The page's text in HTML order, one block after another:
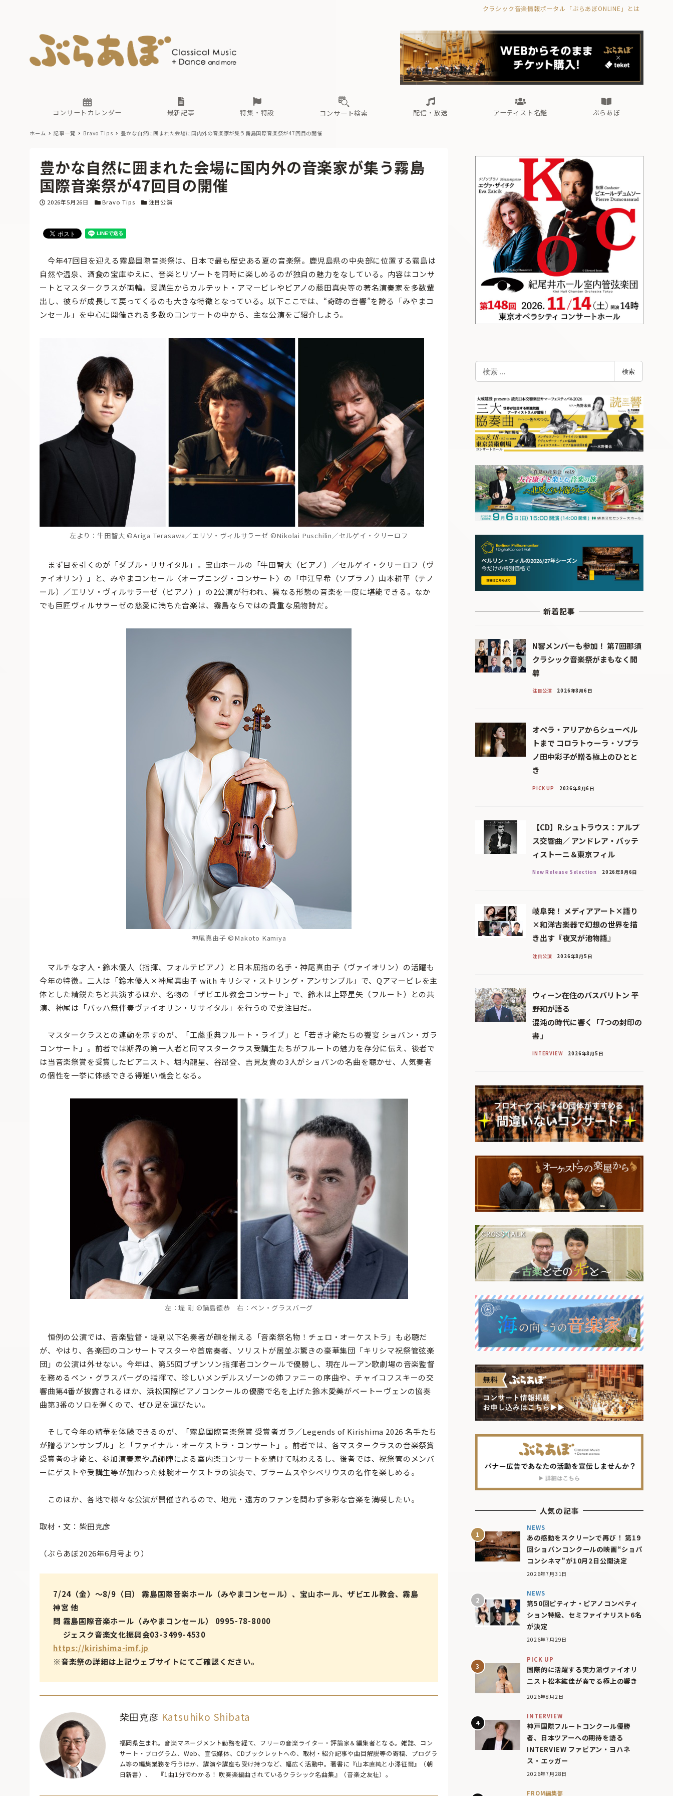
クラシック音楽情報ポータル「ぶらあぼONLINE」とは
コンサートカレンダー 最新記事
古楽とその先と オーケストラの楽屋から 海の向こうの音楽家 Aからの眺望 ぶらあぼブラス！
フォルテピアノ・オデッセイ
過去の連載
特集・特設
現場のプロが推す！間違いないオーケストラコンサート
過去の特集
コンサート検索 配信・放送
無料ライブ配信スケジュール 有料ライブ配信スケジュール
アーティスト名鑑
あ か さ た な は ま や ら わ
ぶらあぼ
古楽とその先と 海の向こうの音楽家 Aからの眺望 ぶらあぼブラス！
フォルテピアノ・オデッセイ
過去の特集
無料ライブ配信スケジュール
あ か さ
ホーム 記事一覧 Bravo Tips 豊かな自然に囲まれた会場に国内外の音楽家が集う霧島国際音楽祭が47回目の開催
豊かな自然に囲まれた会場に国内外の音楽家が集う霧島
国際音楽祭が47回目の開催
投稿日
2026年5月26日 カテゴリー
Bravo Tips カテゴリー
注目公演
今年47回目を迎える霧島国際音楽祭は、日本で最も歴史ある夏の音楽祭。鹿児島県の中央部に位置する霧島は
自然や温泉、酒食の宝庫ゆえに、音楽とリゾートを同時に楽しめるのが独自の魅力をなしている。内容はコンサ
ートとマスタークラスが両輪。受講生からカルテット・アマービレやピアノの藤田真央等の著名演奏家を多数輩
出し、彼らが成長して戻ってくるのも大きな特徴となっている。以下ここでは、“奇跡の音響”を誇る「みやまコ
ンセール」を中心に開催される多数のコンサートの中から、主な公演をご紹介しよう。
左より：牛田智大 ©Ariga Terasawa／エリソ・ヴィルサラーゼ ©Nikolai Puschilin／セルゲイ・クリーロフ
まず目を引くのが「ダブル・リサイタル」。宝山ホールの「牛田智大（ピアノ）／セルゲイ・クリーロフ（ヴ
ァイオリン）」と、みやまコンセール〈オープニング・コンサート〉の「中江早希（ソプラノ）山本耕平（テノ
ール）／エリソ・ヴィルサラーゼ（ピアノ）」の2公演が行われ、異なる形態の音楽を一度に堪能できる。なか
でも巨匠ヴィルサラーゼの慈愛に満ちた音楽は、霧島ならではの貴重な風物詩だ。
神尾真由子 ©Makoto Kamiya
マルチな才人・鈴木優人（指揮、フォルテピアノ）と日本屈指の名手・神尾真由子（ヴァイオリン）の活躍も
今年の特徴。二人は「鈴木優人×神尾真由子 with キリシマ・ストリング・アンサンブル」で、Qアマービレを主
体とした精鋭たちと共演するほか、名物の「ザビエル教会コンサート」で、鈴木は上野星矢（フルート）との共
演、神尾は「バッハ無伴奏ヴァイオリン・リサイタル」を行うので要注目だ。
マスタークラスとの連動を示すのが、「工藤重典フルート・ライブ」と「若き才能たちの饗宴 ショパン・ガラ
コンサート」。前者では斯界の第一人者と同マスタークラス受講生たちがフルートの魅力を存分に伝え、後者で
は当音楽祭賞を受賞したピアニスト、堀内龍星、谷昂登、吉見友貴の3人がショパンの名曲を聴かせ、人気奏者
の個性を一挙に体感できる得難い機会となる。
左：堤 剛 ©鍋島徳恭 右：ベン・グラスバーグ
恒例の公演では、音楽監督・堤剛以下名奏者が顔を揃える「音楽祭名物！チェロ・オーケストラ」も必聴だ
が、やはり、各楽団のコンサートマスターや首席奏者、ソリストが居並ぶ驚きの豪華集団「キリシマ祝祭管弦楽
団」の公演は外せない。今年は、第55回ブザンソン指揮者コンクールで優勝し、現在ルーアン歌劇場の音楽監督
を務めるベン・グラスバーグの指揮で、珍しいメンデルスゾーンの姉ファニーの序曲や、チャイコフスキーの交
響曲第4番が披露されるほか、浜松国際ピアノコンクールの優勝で名を上げた鈴木愛美がベートーヴェンの協奏
曲第3番のソロを弾くので、ぜひ足を運びたい。
そして今年の精華を体験できるのが、「霧島国際音楽祭賞 受賞者ガラ／Legends of Kirishima 2026 名手たち
が贈るアンサンブル」と「ファイナル・オーケストラ・コンサート」。前者では、各マスタークラスの音楽祭賞
受賞者の才能と、参加演奏家や講師陣による室内楽コンサートを続けて味わえるし、後者では、祝祭管のメンバ
ーにゲストや受講生等が加わった辣腕オーケストラの演奏で、ブラームスやシベリウスの名作を楽しめる。
このほか、各地で様々な公演が開催されるので、地元・遠方のファンを問わず多彩な音楽を満喫したい。
取材・文：柴田克彦
（ぶらあぼ2026年6月号より）
7/24（金）～8/9（日） 霧島国際音楽ホール（みやまコンセール）、宝山ホール、ザビエル教会、霧島
神宮 他
問 霧島国際音楽ホール（みやまコンセール） 0995-78-8000
ジェスク音楽文化振興会03-3499-4530
https://kirishima-imf.jp
※音楽祭の詳細は上記ウェブサイトにてご確認ください。
柴田克彦 Katsuhiko Shibata
福岡県生まれ。音楽マネージメント勤務を経て、フリーの音楽ライター・評論家＆編集者となる。雑誌、コン
サート・プログラム、Web、宣伝媒体、CDブックレットへの、取材・紹介記事や曲目解説等の寄稿、プログラ
ム等の編集業務を行うほか、講演や講座も受け持つなど、幅広く活動中。著書に『山本直純と小澤征爾』（朝
日新書）、 『1曲1分でわかる！ 吹奏楽編曲されているクラシック名曲集』（音楽之友社）。
検
索
検索
新着記事
N響メンバーも参加！ 第7回那須
クラシック音楽祭がまもなく開
幕
注目公演 2026年8月6日
オペラ・アリアからシューベル
トまで コロラトゥーラ・ソプラ
ノ田中彩子が贈る極上のひとと
き
PICK UP 2026年8月6日
【CD】R.シュトラウス：アルプ
ス交響曲／ アンドレア・バッテ
ィストーニ＆東京フィル
New Release Selection 2026年8月6日
岐阜発！ メディアアート×語り
×和洋古楽器で幻想の世界を描
き出す『夜叉が池物語』
注目公演 2026年8月5日
ウィーン在住のバスバリトン 平
野和が語る
混沌の時代に響く「7つの封印の
書」
INTERVIEW 2026年8月5日
人気の記事
NEWS
あの感動をスクリーンで再び！ 第19
回ショパンコンクールの映画“ショパ
コンシネマ”が10月2日公開決定
2026年7月31日
NEWS
第50回ピティナ・ピアノコンペティ
ション特級、セミファイナリスト6名
が決定
2026年7月29日
PICK UP
国際的に活躍する実力派ヴァイオリ
ニスト松本紘佳が奏でる極上の響き
2026年8月2日
INTERVIEW
神戸国際フルートコンクール優勝
者、日本ツアーへの期待を語る
INTERVIEW ファビアン・ヨハネ
ス・エッガー
2026年7月28日
FROM編集部